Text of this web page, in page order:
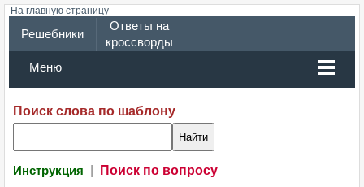
На главную страницу
Решебники
Ответы на
кроссворды
Меню
Поиск слова по шаблону
Инструкция Поиск по вопросу